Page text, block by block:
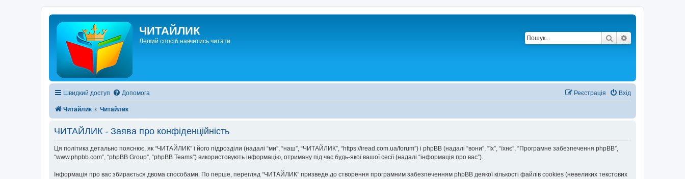
ЧИТАЙЛИК
Легкий спосіб навчитись читати Пошук
Швидкий доступ Допомога Вхід
Реєстрація
Читайлик Читайлик
ЧИТАЙЛИК - Заява про конфіденційність
Ця політика детально пояснює, як “ЧИТАЙЛИК” і його підрозділи (надалі “ми”, “наш”, “ЧИТАЙЛИК”, “https://iread.com.ua/forum”) і phpBB (надалі “вони”, “їх”, “їхнє”, “Програмне забезпечення phpBB”,
“www.phpbb.com”, “phpBB Group”, “phpBB Teams”) використовують інформацію, отриману під час будь-якої вашої сесії (надалі “інформація про вас”).
Інформація про вас збирається двома способами. По перше, перегляд “ЧИТАЙЛИК” призведе до створення програмним забезпеченням phpBB деякої кількості файлів cookies (невеликих текстових